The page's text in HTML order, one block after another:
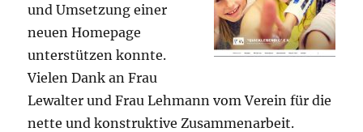
und Umsetzung einer
neuen Homepage
unterstützen konnte.
Vielen Dank an Frau
Lewalter und Frau Lehmann vom Verein für die
nette und konstruktive Zusammenarbeit.